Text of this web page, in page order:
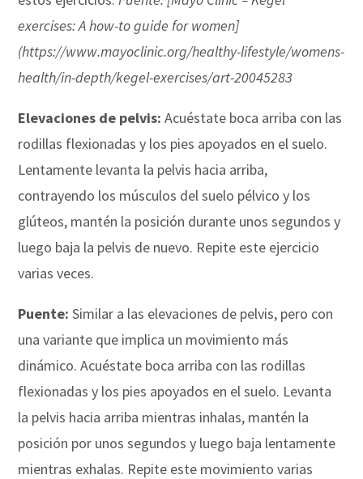
exercises: A how-to guide for women]
(https://www.mayoclinic.org/healthy-lifestyle/womens-
health/in-depth/kegel-exercises/art-20045283
Elevaciones de pelvis: Acuéstate boca arriba con las
rodillas flexionadas y los pies apoyados en el suelo.
Lentamente levanta la pelvis hacia arriba,
contrayendo los músculos del suelo pélvico y los
glúteos, mantén la posición durante unos segundos y
luego baja la pelvis de nuevo. Repite este ejercicio
varias veces.
Puente: Similar a las elevaciones de pelvis, pero con
una variante que implica un movimiento más
dinámico. Acuéstate boca arriba con las rodillas
flexionadas y los pies apoyados en el suelo. Levanta
la pelvis hacia arriba mientras inhalas, mantén la
posición por unos segundos y luego baja lentamente
mientras exhalas. Repite este movimiento varias